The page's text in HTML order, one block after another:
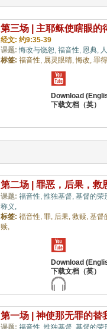
第三场 | 主耶稣使瞎眼的
经文: 约9:35-39
课题: 悔改与饶恕, 福音性, 恩典,
标签: 福音性, 属灵眼睛, 悔改, 罪
第二场 | 罪恶，后果，救
课题: 福音性,惟独基督, 基督的荣
称义,
标签: 福音性, 罪, 后果, 救赎, 基督
赎,
第一场 | 神使那无罪的替
课题: 福音性,惟独基督, 基督的荣